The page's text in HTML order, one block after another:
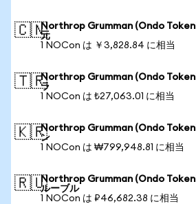
🇨🇳Northrop Grumman (Ondo
元
1 NOCon は ￥3,828.84 に相当
🇹🇷Northrop Grumman (Ondo
ラ
1 NOCon は ₺27,063.01 に相当
🇰🇷Northrop Grumman (Ondo
ン
1 NOCon は ₩799,948.81 に相当
🇷🇺Northrop Grumman (Ondo
ルーブル
1 NOCon は ₽46,682.38 に相当